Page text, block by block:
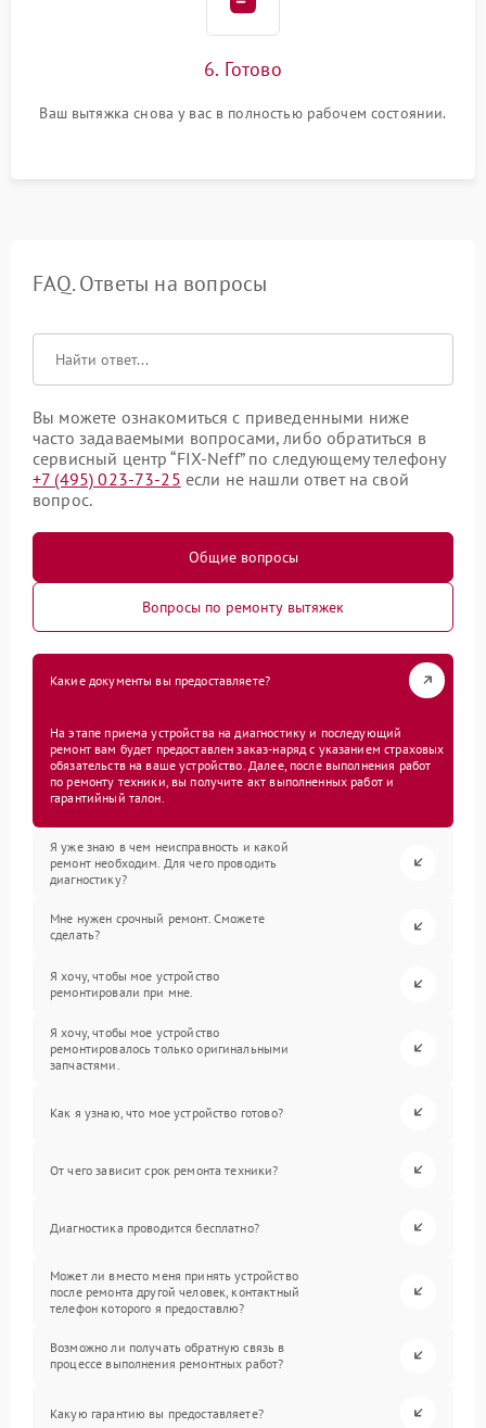
6. Готово
Ваш вытяжка снова у вас в полностью рабочем состоянии.
FAQ. Ответы на вопросы
Вы можете ознакомиться с приведенными ниже
часто задаваемыми вопросами, либо обратиться в
сервисный центр “FIX-Neff” по следующему телефону
+7 (495) 023-73-25 если не нашли ответ на свой
вопрос.
Общие вопросы
Вопросы по ремонту вытяжек
Какие документы вы предоставляете?
На этапе приема устройства на диагностику и последующий
ремонт вам будет предоставлен заказ-наряд с указанием страховых
обязательств на ваше устройство. Далее, после выполнения работ
по ремонту техники, вы получите акт выполненных работ и
гарантийный талон.
Я уже знаю в чем неисправность и какой
ремонт необходим. Для чего проводить
диагностику?
Мне нужен срочный ремонт. Сможете
сделать?
Я хочу, чтобы мое устройство
ремонтировали при мне.
Я хочу, чтобы мое устройство
ремонтировалось только оригинальными
запчастями.
Как я узнаю, что мое устройство готово?
От чего зависит срок ремонта техники?
Диагностика проводится бесплатно?
Может ли вместо меня принять устройство
после ремонта другой человек, контактный
телефон которого я предоставлю?
Возможно ли получать обратную связь в
процессе выполнения ремонтных работ?
Какую гарантию вы предоставляете?